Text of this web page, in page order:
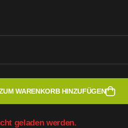
WARENKORB HINZUFÜGEN
geladen werden.